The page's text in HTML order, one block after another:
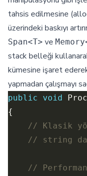
tahsis edilmesine
üzerindeki baskıyı
Span<T> ve
stack belleği
kümesine işaret
yapmadan çalışmayı
public void
// Klasik
// string
//